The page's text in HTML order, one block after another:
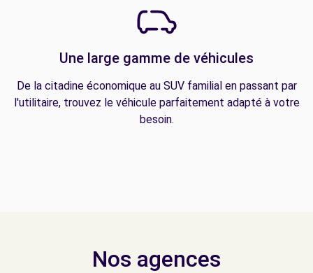
Une large gamme de véhicules
De la citadine économique au SUV familial en passant par
l'utilitaire, trouvez le véhicule parfaitement adapté à votre
besoin.
Nos agences